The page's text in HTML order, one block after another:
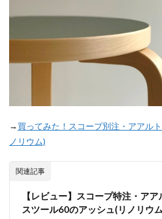
→ 買ってみた！スコープ別注・アアル
ノリウム)
関連記事
【レビュー】スコープ特注・アア
スツール60のアッシュ(リノリウ